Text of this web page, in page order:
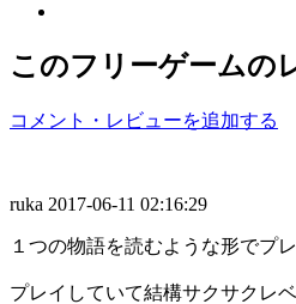
このフリーゲームの
コメント・レビューを追加する
ruka 2017-06-11 02:16:29
１つの物語を読むような形でプ
プレイしていて結構サクサクレ